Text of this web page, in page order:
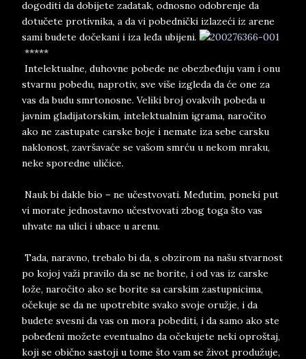
dogoditi da dobijete zadatak, odnosno odobrenje da
dotučete protivnika, a da vi pobednički izlazeći iz arene
sami budete dočekani i iza leđa ubijeni.
*****
Intelektualne, duhovne pobede ne obezbeđuju vam i onu
stvarnu pobedu, naprotiv, sve više izgleda da će one za
vas da budu smrtonosne. Veliki broj ovakvih pobeda u
javnim gladijatorskim, intelektualnim igrama, naročito
ako ne zastupate carske boje i nemate iza sebe carsku
naklonost, završavaće se vašom smrću u nekom mraku,
neke sporedne uličice.
Nauk bi dakle bio – ne učestvovati. Međutim, poneki put
vi morate jednostavno učestvovati zbog toga što vas
uhvate na ulici i ubace u arenu.
Tada, naravno, trebalo bi da, s obzirom na našu stvarnost
po kojoj važi pravilo da se ne borite, i od vas iz carske
lože, naročito ako se borite sa carskim zastupnicima,
očekuje se da ne upotrebite svako svoje oružje, i da
budete svesni da vas on mora pobediti, i da samo ako ste
pobeđeni možete eventualno da očekujete neki oproštaj,
koji se obično sastoji u tome što vam se život produžuje,